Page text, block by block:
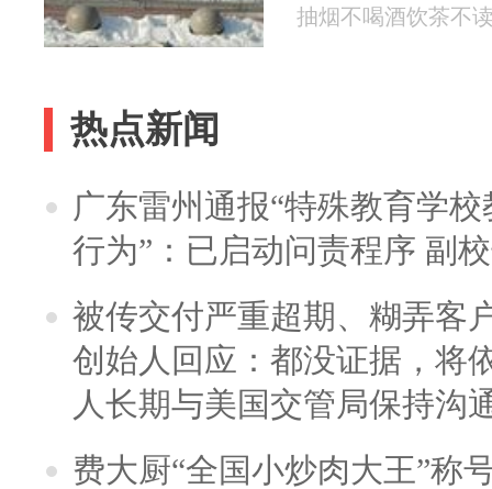
抽烟不喝酒饮茶不
热点新闻
广东雷州通报“特殊教育学
行为”：已启动问责程序 副
被传交付严重超期、糊弄客
创始人回应：都没证据，将
人长期与美国交管局保持沟
费大厨“全国小炒肉大王”称